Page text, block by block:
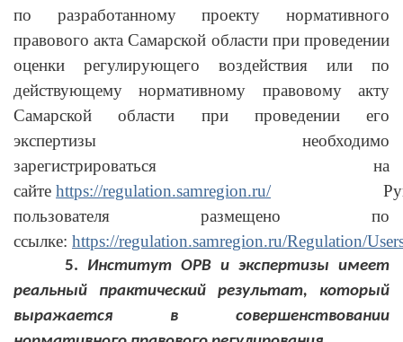
по разработанному проекту нормативного
правового акта Самарской области при проведении
оценки регулирующего воздействия или по
действующему нормативному правовому акту
Самарской области при проведении его
экспертизы необходимо
зарегистрироваться на
сайте https://regulation.samregion.ru/
пользователя размещено по
ссылке: https://regulation.samregion.ru/Regulation/
5.
Институт ОРВ и экспертизы имеет
реальный практический результат, который
выражается в совершенствовании